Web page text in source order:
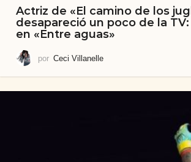
Actriz de «El camino de los
desapareció un poco de la
en «Entre aguas»
por Ceci Villanelle